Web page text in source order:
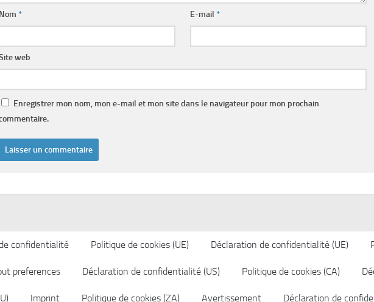
Nom * E-mail*
web
Enregistrer mon nom, mon e-mail et mon site dans le navigateur pour mon prochain
confidentialité Politique de cookies (UE) Déclaration de confidentialité (UE)
preferences Déclaration de confidentialité (US) Politique de cookies (CA)
Imprint Politique de cookies (ZA) Avertissement Déclaration de